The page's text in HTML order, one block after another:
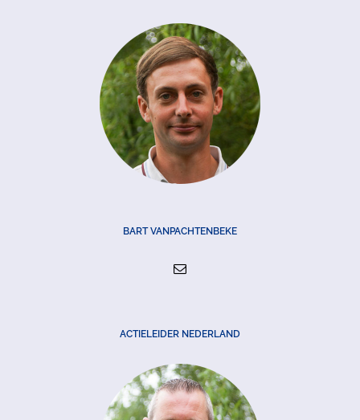
BART VANPACHTENBEKE
ACTIELEIDER NEDERLAND